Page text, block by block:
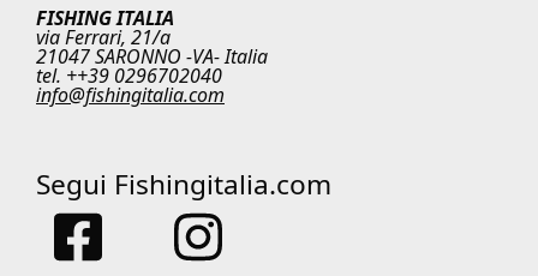
FISHING ITALIA
via Ferrari, 21/a
21047 SARONNO -VA- Italia
tel. ++39 0296702040
info@fishingitalia.com
Segui Fishingitalia.com